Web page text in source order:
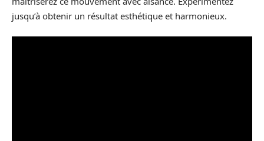
jusqu’à obtenir un résultat esthétique et harmonieux.